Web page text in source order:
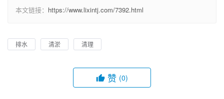
本文链接： https://www.lixintj.com/7392.html
排水 清淤 清理
赞 (0)